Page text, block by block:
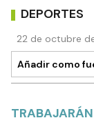
DEPORTES
22 de octubre
Añadir como